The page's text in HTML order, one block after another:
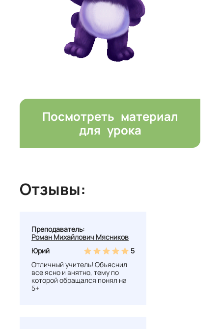
Посмотреть материал
для урока
Отзывы:
Преподаватель:
Роман Михайлович Мясников
Юрий
5
Отличный учитель! Объяснил
все ясно и внятно, тему по
которой обращался понял на
5+